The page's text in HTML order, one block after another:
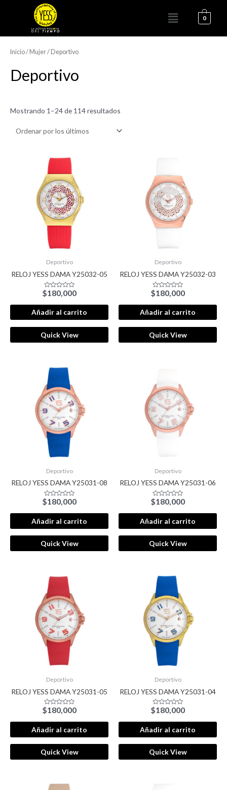
Menú 0
Inicio/ Mujer/ Deportivo
Deportivo
Mostrando 1–24 de 114 resultados
Ordenado
Deportivo
RELOJ YESS DAMA Y25032-05
Valorado
con
0
de
5
$180,000
Añadir al carrito
Quick View
Deportivo
RELOJ YESS DAMA Y25032-03
Valorado
con
0
de
5
$180,000
Añadir al carrito
Quick View
Deportivo
RELOJ YESS DAMA Y25031-08
Valorado
con
0
de
5
$180,000
Añadir al carrito
Quick View
Deportivo
RELOJ YESS DAMA Y25031-06
Valorado
con
0
de
5
$180,000
Añadir al carrito
Quick View
Deportivo
RELOJ YESS DAMA Y25031-05
Valorado
con
0
de
5
$180,000
Añadir al carrito
Quick View
Deportivo
RELOJ YESS DAMA Y25031-04
Valorado
con
0
de
5
$180,000
Añadir al carrito
Quick View